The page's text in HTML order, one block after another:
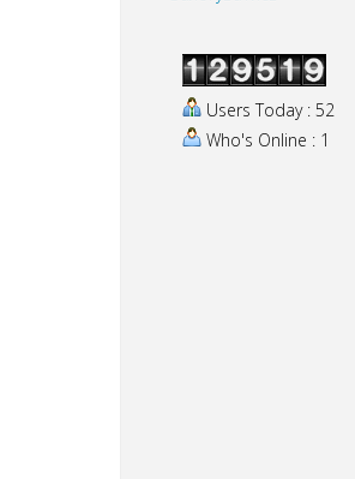
Users Today : 52
Who's Online : 1